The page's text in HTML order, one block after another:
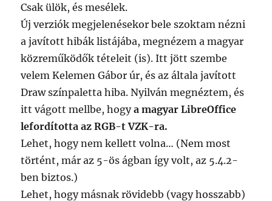
Csak ülök, és mesélek.
Új verziók megjelenésekor bele szoktam nézni
a javított hibák listájába, megnézem a magyar
közreműködők tételeit (is). Itt jött szembe
velem Kelemen Gábor úr, és az általa javított
Draw színpaletta hiba. Nyilván megnéztem, és
itt vágott mellbe, hogya magyar LibreOffice
lefordította az RGB-t VZK-ra.
Lehet, hogy nem kellett volna… (Nem most
történt, már az 5-ös ágban így volt, az 5.4.2-
ben biztos.)
Lehet, hogy másnak rövidebb (vagy hosszabb)